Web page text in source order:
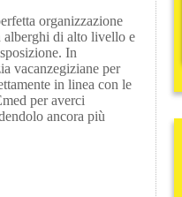
organizzazione
di alto livello e
In
vacanzegiziane per
in linea con le
per averci
ancora più